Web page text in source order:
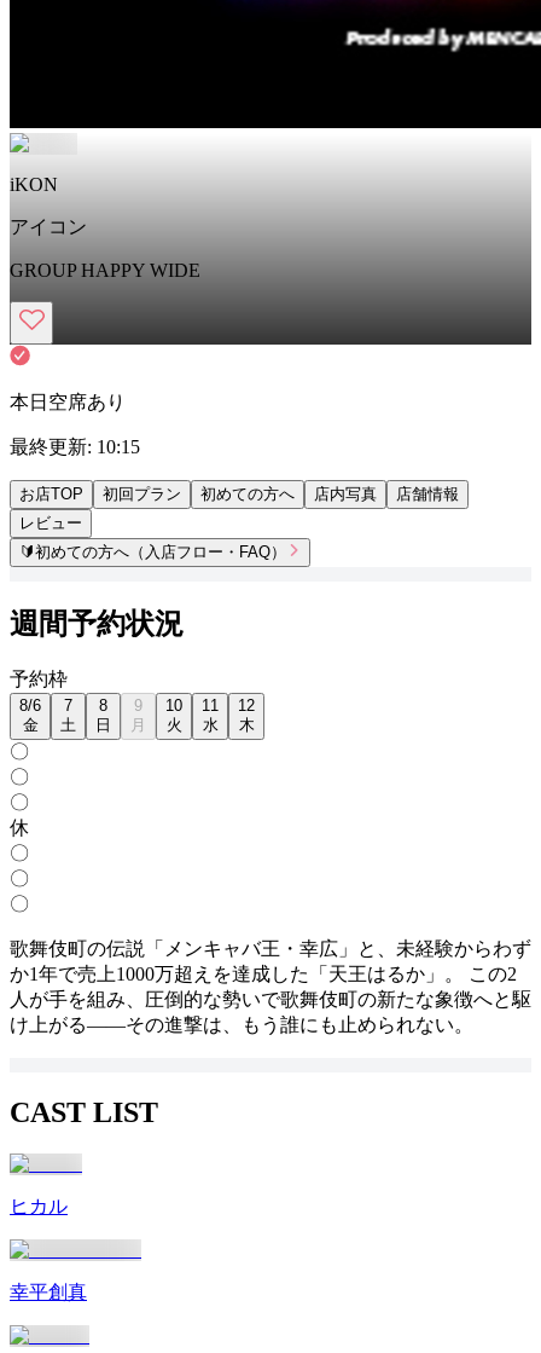
iKON
アイコン
GROUP HAPPY WIDE
本日空席あり
最終更新: 10:15
お店TOP 初回プラン 初めての方へ 店内写真
店舗情報
レビュー
🔰初めての方へ（入店フロー・FAQ）
週間予約状況
予約枠
8/6
金
7
土
8
日
9
月
10
火
11
水
12
木
〇
〇
〇
休
〇
〇
〇
歌舞伎町の伝説「メンキャバ王・幸広」と、未経験からわず
か1年で売上1000万超えを達成した「天王はるか」。 この2
人が手を組み、圧倒的な勢いで歌舞伎町の新たな象徴へと駆
け上がる――その進撃は、もう誰にも止められない。
CAST LIST
ヒカル
幸平創真